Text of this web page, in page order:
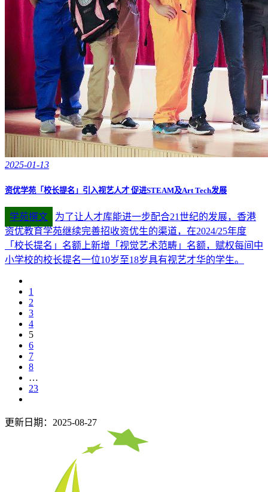
2025-01-13
资优学苑「校长提名」引入视艺人才 促进STEAM及Art Tech发展
学苑撰文
为了让人才库能进一步配合21世纪的发展，香港
资优教育学苑继续完善招收资优生的渠道，在2024/25年度
「校长提名」名额上新增「视觉艺术范畴」名额，赋权每间中
小学校的校长提名一位10岁至18岁具有视艺才华的学生。
1
2
3
4
5
6
7
8
…
23
更新日期：2025-08-27